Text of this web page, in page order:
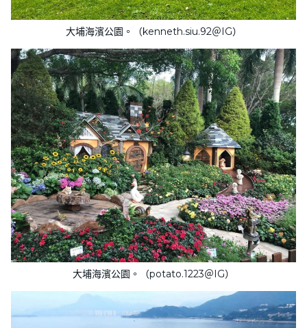
大埔海濱公園。（kenneth.siu.92＠IG）
大埔海濱公園。（potato.1223＠IG）